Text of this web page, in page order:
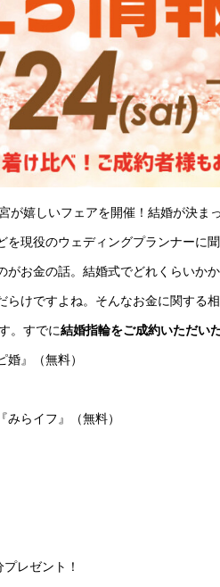
が嬉しいフェアを開催！結婚が決ま
現役のウェディングプランナーに
がお金の話。結婚式でどれくらいか
けですよね。そんなお金に関する
。すでに結婚指輪をご成約いただい
』（無料）
らイフ』（無料）
レゼント！